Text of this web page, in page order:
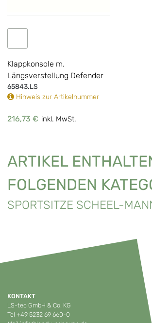
Klappkonsole m.
Längsverstellung Defender
65843.LS
Hinweis zur Artikelnummer
216,73 € inkl. MwSt.
ARTIKEL
FOLGENDEN
SPORTSITZE SCHEEL-
KONTAKT
LS-tec GmbH & Co. KG
Tel +49 5232 69 660-0